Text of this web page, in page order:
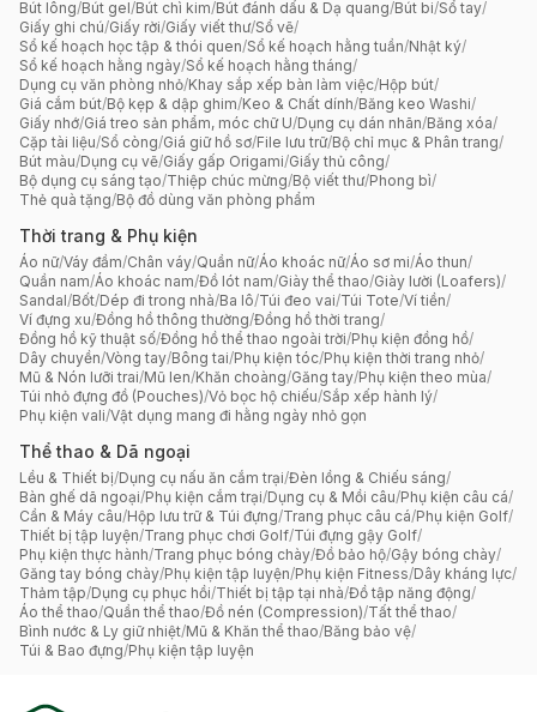
Bút lông/Bút gel/Bút chì kim/Bút đánh dấu & Dạ quang/Bút bi/Sổ tay/
Giấy ghi chú/Giấy rời/Giấy viết thư/Sổ vẽ/
Sổ kế hoạch học tập & thói quen/Sổ kế hoạch hằng tuần/Nhật ký/
Sổ kế hoạch hằng ngày/Sổ kế hoạch hằng tháng/
Dụng cụ văn phòng nhỏ/Khay sắp xếp bàn làm việc/Hộp bút/
Giá cắm bút/Bộ kẹp & dập ghim/Keo & Chất dính/Băng keo Washi/
Giấy nhớ/Giá treo sản phẩm, móc chữ U/Dụng cụ dán nhãn/Băng xóa/
Cặp tài liệu/Sổ còng/Giá giữ hồ sơ/File lưu trữ/Bộ chỉ mục & Phân trang/
Bút màu/Dụng cụ vẽ/Giấy gấp Origami/Giấy thủ công/
Bộ dụng cụ sáng tạo/Thiệp chúc mừng/Bộ viết thư/Phong bì/
Thẻ quà tặng/Bộ đồ dùng văn phòng phẩm
Thời trang & Phụ kiện
Áo nữ/Váy đầm/Chân váy/Quần nữ/Áo khoác nữ/Áo sơ mi/Áo thun/
Quần nam/Áo khoác nam/Đồ lót nam/Giày thể thao/Giày lười (Loafers)/
Sandal/Bốt/Dép đi trong nhà/Ba lô/Túi đeo vai/Túi Tote/Ví tiền/
Ví đựng xu/Đồng hồ thông thường/Đồng hồ thời trang/
Đồng hồ kỹ thuật số/Đồng hồ thể thao ngoài trời/Phụ kiện đồng hồ/
Dây chuyền/Vòng tay/Bông tai/Phụ kiện tóc/Phụ kiện thời trang nhỏ/
Mũ & Nón lưỡi trai/Mũ len/Khăn choàng/Găng tay/Phụ kiện theo mùa/
Túi nhỏ đựng đồ (Pouches)/Vỏ bọc hộ chiếu/Sắp xếp hành lý/
Phụ kiện vali/Vật dụng mang đi hằng ngày nhỏ gọn
Thể thao & Dã ngoại
Lều & Thiết bị/Dụng cụ nấu ăn cắm trại/Đèn lồng & Chiếu sáng/
Bàn ghế dã ngoại/Phụ kiện cắm trại/Dụng cụ & Mồi câu/Phụ kiện câu cá/
Cần & Máy câu/Hộp lưu trữ & Túi đựng/Trang phục câu cá/Phụ kiện Golf/
Thiết bị tập luyện/Trang phục chơi Golf/Túi đựng gậy Golf/
Phụ kiện thực hành/Trang phục bóng chày/Đồ bảo hộ/Gậy bóng chày/
Găng tay bóng chày/Phụ kiện tập luyện/Phụ kiện Fitness/Dây kháng lực/
Thảm tập/Dụng cụ phục hồi/Thiết bị tập tại nhà/Đồ tập năng động/
Áo thể thao/Quần thể thao/Đồ nén (Compression)/Tất thể thao/
Bình nước & Ly giữ nhiệt/Mũ & Khăn thể thao/Băng bảo vệ/
Túi & Bao đựng/Phụ kiện tập luyện